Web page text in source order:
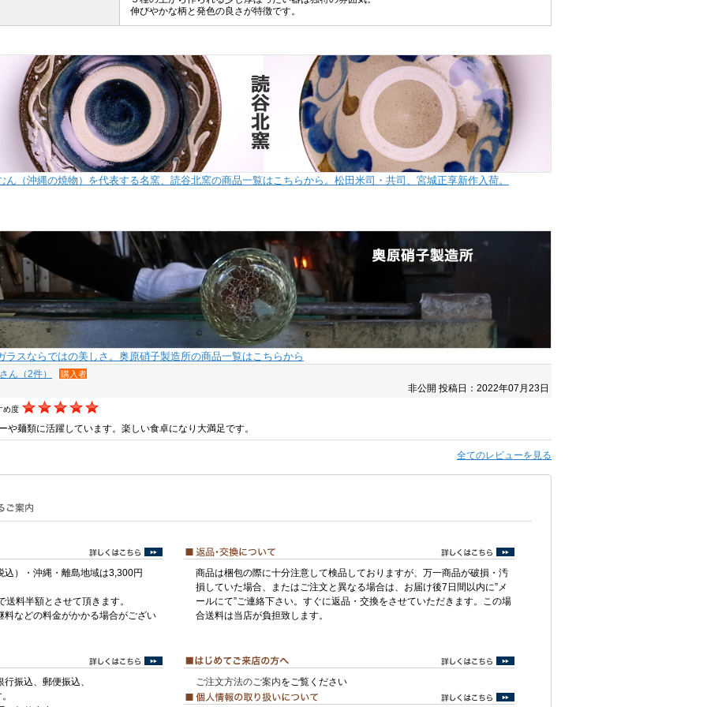
伸びやかな柄と発色の良さが特徴です。
ん（沖縄の焼物）を代表する名窯、読谷北窯の商品一覧はこちらから。松田米司・共司、宮城正享新作入荷。
ラスならではの美しさ。奥原硝子製造所の商品一覧はこちらから
ん（2件） 購入者
非公開 投稿日：2022年07月23日
め度
や麺類に活躍しています。楽しい食卓になり大満足です。
全てのレビューを見る
）・沖縄・離島地域は3,300円
料半額とさせて頂きます。
などの料金がかかる場合がござい
商品は梱包の際に十分注意して検品しておりますが、万一商品が破損・汚
損していた場合、またはご注文と異なる場合は、お届け後7日間以内に”メ
ールにて”ご連絡下さい。すぐに返品・交換をさせていただきます。この場
合送料は当店が負担致します。
振込、郵便振込、
ご注文方法のご案内をご覧ください